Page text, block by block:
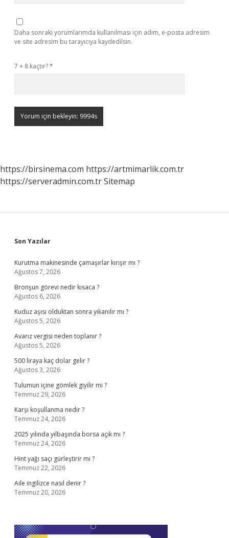
Daha sonraki yorumlarımda kullanılması için adım, e-posta adresim
ve site adresim bu tarayıcıya kaydedilsin.
7 + 8 kaçtır?*
https://birsinema.com https://artmimarlik.com.tr
https://serveradmin.com.trSitemap
Sidebar
Son Yazılar
Kurutma makinesinde çamaşırlar kırışır mı ?
Ağustos 7, 2026
Bronşun görevi nedir kısaca ?
Ağustos 6, 2026
Kuduz aşısı olduktan sonra yıkanılır mı ?
Ağustos 5, 2026
Avarız vergisi neden toplanır ?
Ağustos 5, 2026
500 liraya kaç dolar gelir ?
Ağustos 3, 2026
Tulumun içine gömlek giyilir mi ?
Temmuz 29, 2026
Karşı koşullanma nedir ?
Temmuz 24, 2026
2025 yılında yılbaşında borsa açık mı ?
Temmuz 24, 2026
Hint yağı saçı gürleştirir mi ?
Temmuz 22, 2026
Aile ingilizce nasıl denir ?
Temmuz 20, 2026